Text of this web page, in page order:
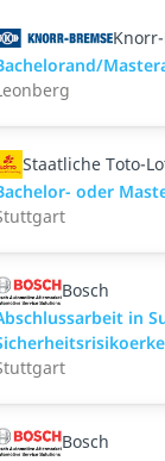
Staatliche Toto-
oder
Bosch
in
Bosch